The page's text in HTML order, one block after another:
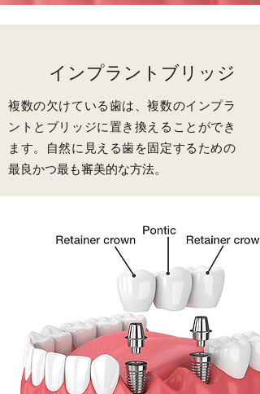
インプラントブリッジ
複数の欠けている歯は、複数のインプラ
ントとブリッジに置き換えることができ
ます。自然に見える歯を固定するための
最良かつ最も審美的な方法。